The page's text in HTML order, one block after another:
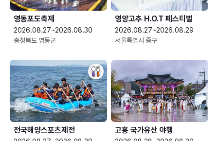
영동포도축제
2026.08.27~2026.08.30
충청북도 영동군
영양고추 H.O.T 페스티벌
2026.08.27~2026.08.29
서울특별시 중구
전국해양스포츠제전 고흥 국가유산 야행